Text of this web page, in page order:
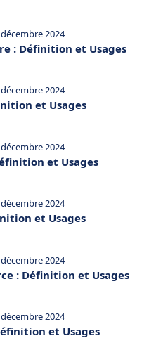
décembre 2024
: Définition et Usages
décembre 2024
et Usages
décembre 2024
et Usages
décembre 2024
et Usages
décembre 2024
: Définition et Usages
décembre 2024
et Usages